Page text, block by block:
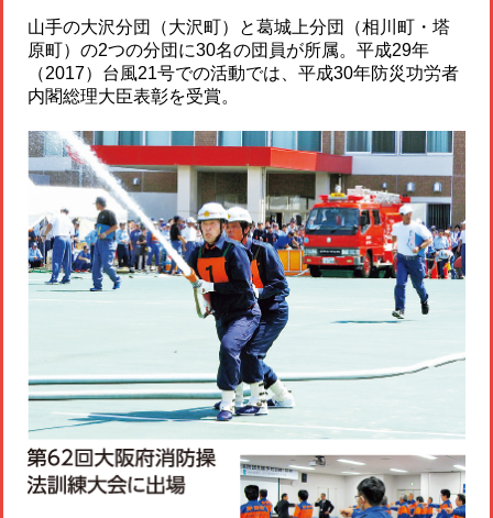
山手の大沢分団（大沢町）と葛城上分団（相川町・塔
原町）の2つの分団に30名の団員が所属。平成29年
（2017）台風21号での活動では、平成30年防災功労者
内閣総理大臣表彰を受賞。